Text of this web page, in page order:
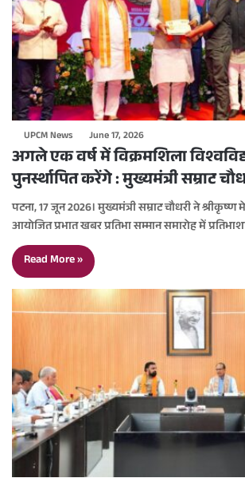
UPCM News June 17, 2026
अगले एक वर्ष में विक्रमशिला
पुनर्स्थापित करेंगे : मुख्यमंत्री सम्राट
पटना, 17 जून 2026। मुख्यमंत्री सम्राट चौधरी ने
आयोजित प्रभात खबर प्रतिभा सम्मान समारोह में
Read More »